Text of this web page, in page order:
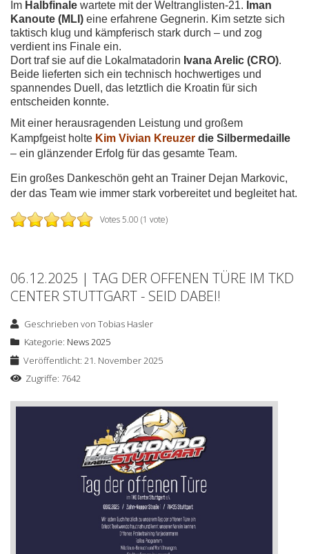
Im Halbfinale wartete mit der Weltranglisten-21. Iman
Kanoute (MLI) eine erfahrene Gegnerin. Kim setzte sich
taktisch klug und kämpferisch stark durch – und zog
verdient ins Finale ein.
Dort traf sie auf die Lokalmatadorin Ivana Arelic (CRO).
Beide lieferten sich ein technisch hochwertiges und
spannendes Duell, das letztlich die Kroatin für sich
entscheiden konnte.
Mit einer herausragenden Leistung und großem
Kampfgeist holte Kim Vivian Kreuzer die Silbermedaille
– ein glänzender Erfolg für das gesamte Team.
Ein großes Dankeschön geht an Trainer Dejan Markovic,
der das Team wie immer stark vorbereitet und begleitet hat.
Votes 5.00 (1 vote)
06.12.2025 | TAG DER OFFENEN TÜRE IM TKD
CENTER STUTTGART - SEID DABEI!
Geschrieben vonTobias Hasler
Kategorie: News 2025
Veröffentlicht: 21. November 2025
Zugriffe: 7642